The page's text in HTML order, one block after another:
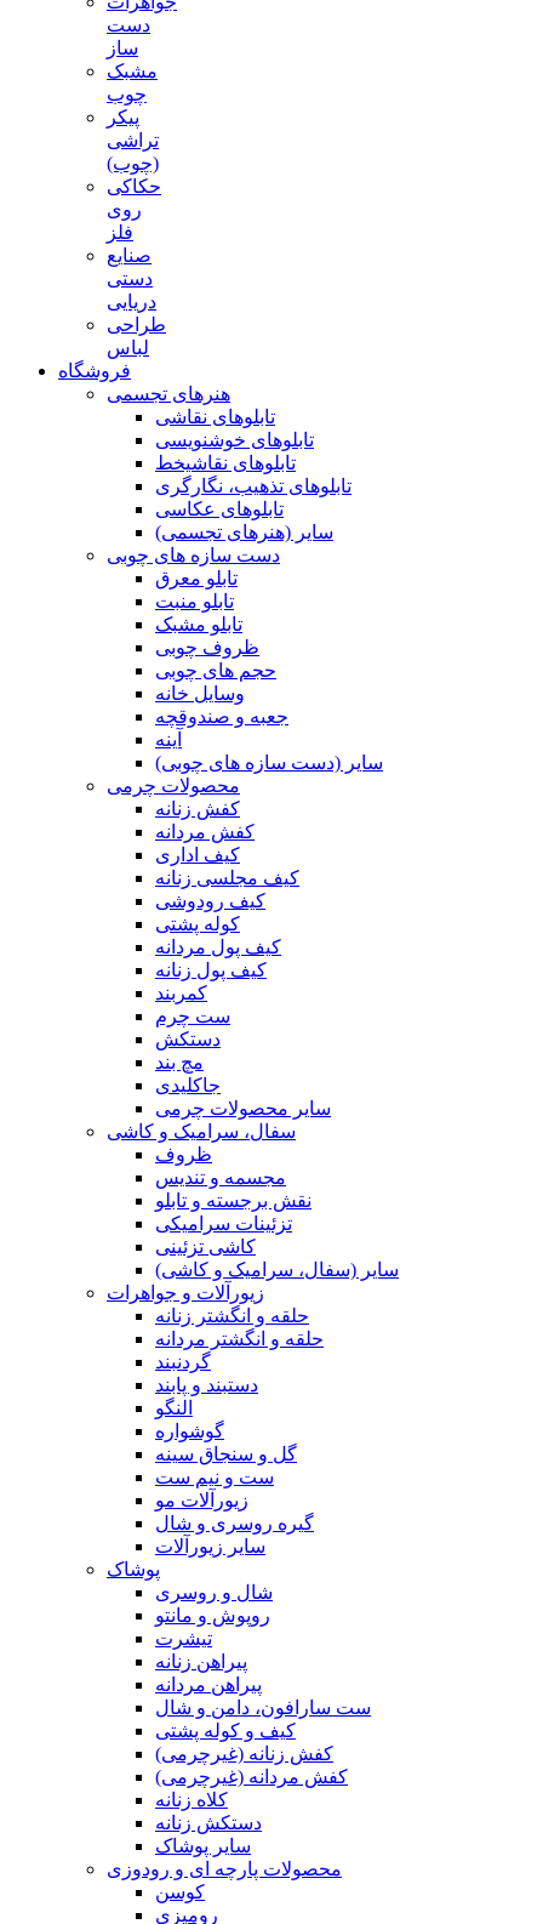
دست
ساز
مشبک
چوب
پیکر
تراشی
(چوب)
حکاکی
روی
فلز
صنایع
دستی
دریایی
طراحی
لباس
فروشگاه
هنرهای تجسمی
تابلوهای نقاشی
تابلوهای خوشنویسی
تابلوهای نقاشیخط
تابلوهای تذهیب، نگارگری
تابلوهای عکاسی
سایر (هنرهای تجسمی)
دست سازه های چوبی
تابلو معرق
تابلو منبت
تابلو مشبک
ظروف چوبی
حجم های چوبی
وسایل خانه
جعبه و صندوقچه
آینه
سایر (دست سازه های چوبی)
محصولات چرمی
کفش زنانه
کفش مردانه
کیف اداری
کیف مجلسی زنانه
کیف رودوشی
کوله پشتی
کیف پول مردانه
کیف پول زنانه
کمربند
ست چرم
دستکش
مچ بند
جاکلیدی
سایر محصولات چرمی
سفال، سرامیک و کاشی
ظروف
مجسمه و تندیس
نقش برجسته و تابلو
تزئینات سرامیکی
کاشی تزئینی
سایر (سفال، سرامیک و کاشی)
زیورآلات و جواهرات
حلقه و انگشتر زنانه
حلقه و انگشتر مردانه
گردنبند
دستبند و پابند
النگو
گوشواره
گل و سنجاق سینه
ست و نیم ست
زیورآلات مو
گیره روسری و شال
سایر زیورآلات
پوشاک
شال و روسری
روپوش و مانتو
تیشرت
پیراهن زنانه
پیراهن مردانه
ست سارافون، دامن و شال
کیف و کوله پشتی
کفش زنانه (غیرچرمی)
کفش مردانه (غیرچرمی)
کلاه زنانه
دستکش زنانه
سایر پوشاک
محصولات پارچه ای و رودوزی
کوسن
رومیزی